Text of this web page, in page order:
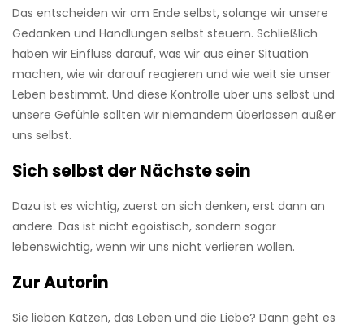
Das entscheiden wir am Ende selbst, solange wir unsere
Gedanken und Handlungen selbst steuern. Schließlich
haben wir Einfluss darauf, was wir aus einer Situation
machen, wie wir darauf reagieren und wie weit sie unser
Leben bestimmt. Und diese Kontrolle über uns selbst und
unsere Gefühle sollten wir niemandem überlassen außer
uns selbst.
Sich selbst der Nächste sein
Dazu ist es wichtig, zuerst an sich denken, erst dann an
andere. Das ist nicht egoistisch, sondern sogar
lebenswichtig, wenn wir uns nicht verlieren wollen.
Zur Autorin
Sie lieben Katzen, das Leben und die Liebe? Dann geht es